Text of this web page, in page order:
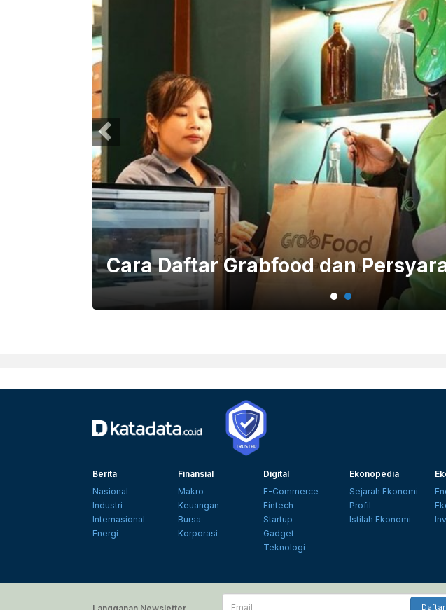
Cara Daftar Grabfood dan
Berita
Nasional
Industri
Internasional
Energi
Finansial
Makro
Keuangan
Bursa
Korporasi
Digital
E-Commerce
Fintech
Startup
Gadget
Teknologi
Ekonopedia
Sejarah Ekonomi
Profil
Istilah Ekonomi
Email
Daftar